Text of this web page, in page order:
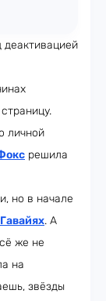
деактивацией
личной
решила
но в начале
. А
же не
на
звёзды